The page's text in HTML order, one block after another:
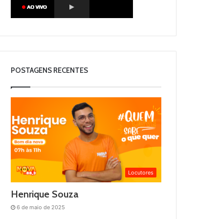
POSTAGENS RECENTES
Locutores
Henrique Souza
6 de maio de 2025